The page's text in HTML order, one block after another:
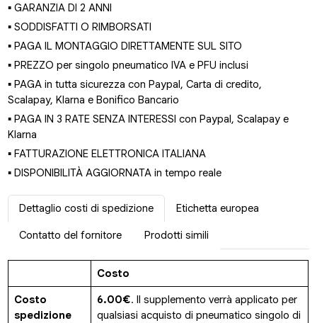
▪ GARANZIA DI 2 ANNI
▪ SODDISFATTI O RIMBORSATI
▪ PAGA IL MONTAGGIO DIRETTAMENTE SUL SITO
▪ PREZZO per singolo pneumatico IVA e PFU inclusi
▪ PAGA in tutta sicurezza con Paypal, Carta di credito,
Scalapay, Klarna e Bonifico Bancario
▪ PAGA IN 3 RATE SENZA INTERESSI con Paypal, Scalapay e
Klarna
▪ FATTURAZIONE ELETTRONICA ITALIANA
▪ DISPONIBILITÀ AGGIORNATA in tempo reale
Dettaglio costi di spedizione Etichetta europea
Contatto del fornitore Prodotti simili
Costo
Costo
spedizione
6.00€. Il supplemento verrà applicato per
qualsiasi acquisto di pneumatico singolo di